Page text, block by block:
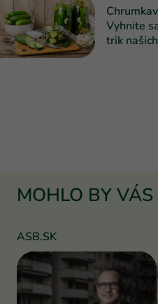
Vyhnite
trik
MOHLO BY
ASB.SK